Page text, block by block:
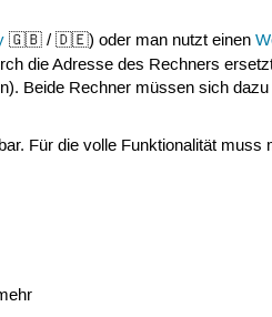
🇬🇧 / 🇩🇪) oder man nutzt einen
die Adresse des Rechners
Beide Rechner müssen sich
Für die volle Funktionalität